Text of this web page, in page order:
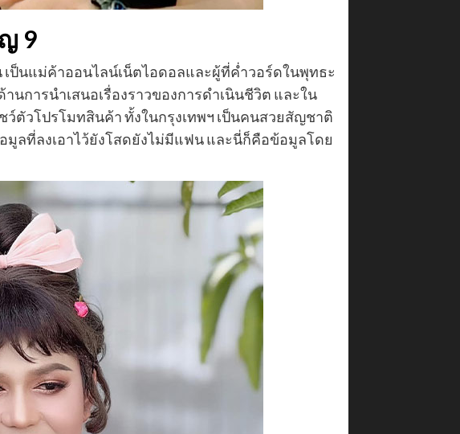
9
ป็นแม่ค้าออนไลน์เน็ตไอดอลและผู้ที่ค่ำวอร์ดในพุทธะ
การนำเสนอเรื่องราวของการดำเนินชีวิต และใน
ตัวโปรโมทสินค้า ทั้งในกรุงเทพฯ เป็นคนสวยสัญชาติ
ที่ลงเอาไว้ยังโสดยังไม่มีแฟน และนี่ก็คือข้อมูลโดย